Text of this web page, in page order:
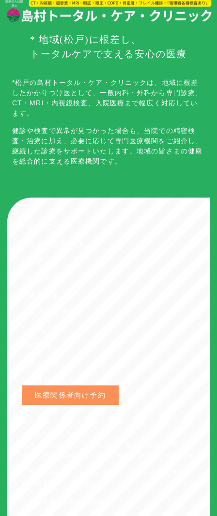
* 地域(松戸)に根差し、
トータルケアで支える安心の医療
*松戸の島村トータル・ケア・クリニックは、地域に根差
したかかりつけ医として、一般内科・外科から専門診療、
CT・MRI・内視鏡検査、入院医療まで幅広く対応してい
ます。
健診や検査で異常が見つかった場合も、当院での精密検
査・治療に加え、必要に応じて専門医療機関をご紹介し、
継続した診療をサポートいたします。地域の皆さまの健康
を総合的に支える医療機関です。
医療関係者向け予約